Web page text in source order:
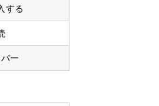
する
ー